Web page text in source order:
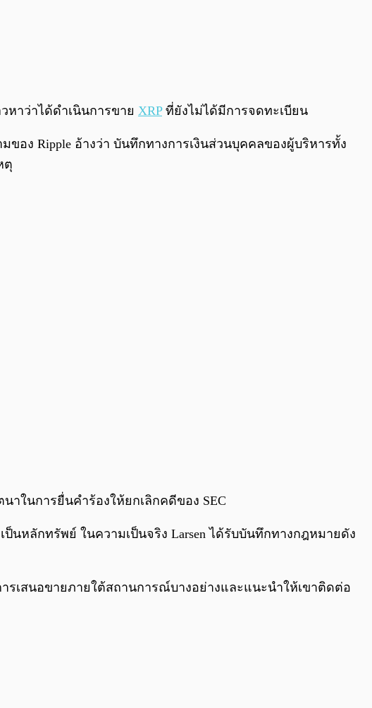
0:00/
หาว่าได้ดำเนินการขาย XRPที่ยังไม่ได้มีการจดทะเบียน
อง Ripple อ้างว่า บันทึกทางการเงินส่วนบุคคลของผู้บริหารทั้ง
ตุ
าในการยื่นคำร้องให้ยกเลิกคดีของ SEC
นหลักทรัพย์ ในความเป็นจริง Larsen ได้รับบันทึกทางกฎหมายดัง
รเสนอขายภายใต้สถานการณ์บางอย่างและแนะนำให้เขาติดต่อ